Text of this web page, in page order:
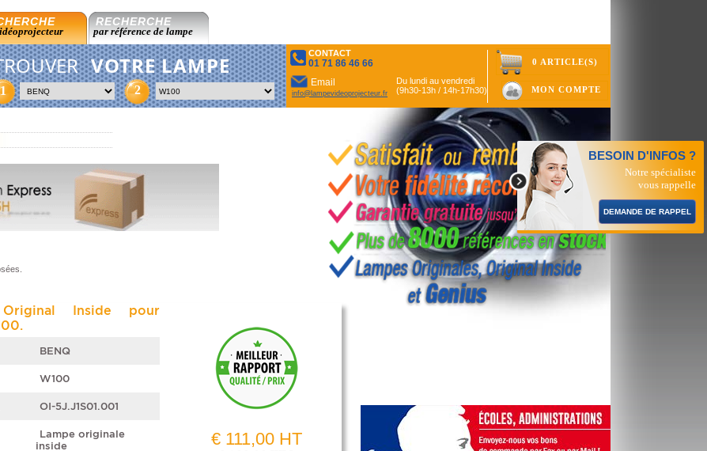
RECHERCHE
par référence de lampe
VOTRE LAMPE
1 2
CONTACT
01 71 86 46 66
Email
info@lampevideoprojecteur.fr
Du lundi au vendredi
(9h30-13h / 14h-17h30)
0 ARTICLE(S)
MON COMPTE
BESOIN D'INFOS ?
Notre spécialiste
vous rappelle
DEMANDE DE RAPPEL
Inside pour
BENQ
W100
OI-5J.J1S01.001
Lampe originale
inside
€ 111,00 HT